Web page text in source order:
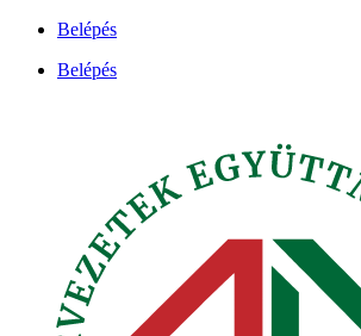
Ugrás
tartalomhoz
Belépés
Belépés